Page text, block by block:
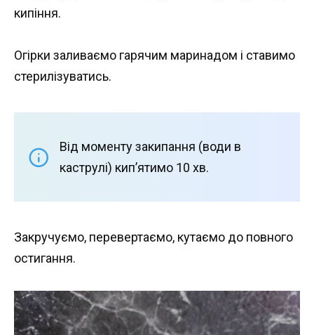
кипіння.
Огірки заливаємо гарячим маринадом і ставимо
стерилізуватись.
Від моменту закипання (води в
каструлі) кип’ятимо 10 хв.
Закручуємо, перевертаємо, кутаємо до повного
остигання.